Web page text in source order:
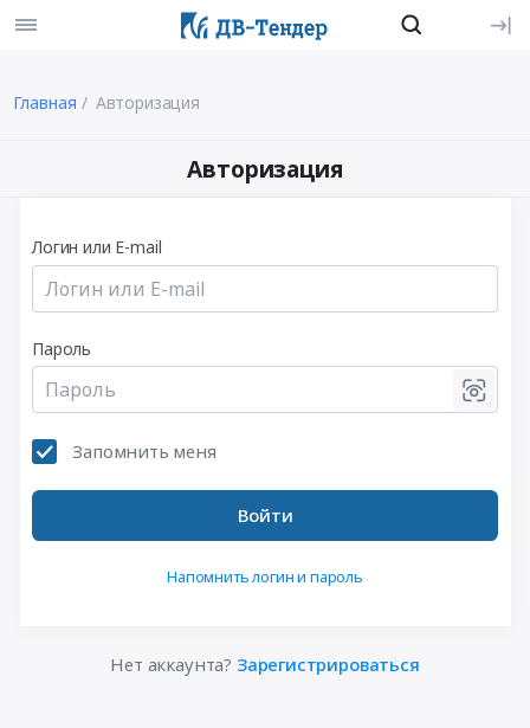
Главная Авторизация
Авторизация
Логин или E-mail
Пароль
Запомнить меня
Войти
Напомнить логин и пароль
Нет аккаунта? Зарегистрироваться